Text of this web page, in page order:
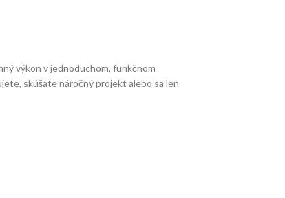
výkon v jednoduchom, funkčnom
skúšate náročný projekt alebo sa len